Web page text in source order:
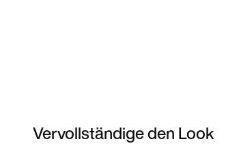
Vervollständige den Look